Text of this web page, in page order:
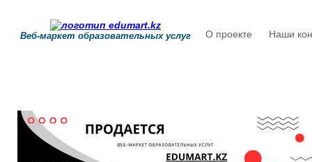
Веб-маркет образовательных услуг О проекте Наши